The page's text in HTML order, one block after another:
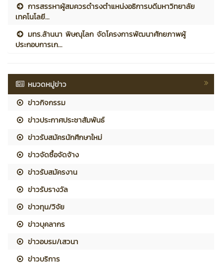
การสรรหาผู้สมควรดำรงตำแหน่งอธิการบดีมหาวิทยาลัย
เทคโนโลยี...
มทร.ล้านนา พิษณุโลก จัดโครงการพัฒนาศักยภาพผู้
ประกอบการเก...
หมวดหมู่ข่าว
ข่าวกิจกรรม
ข่าวประกาศประชาสัมพันธ์
ข่าวรับสมัครนักศึกษาใหม่
ข่าวจัดซื้อจัดจ้าง
ข่าวรับสมัครงาน
ข่าวรับรางวัล
ข่าวทุน/วิจัย
ข่าวบุคลากร
ข่าวอบรม/เสวนา
ข่าวบริการ